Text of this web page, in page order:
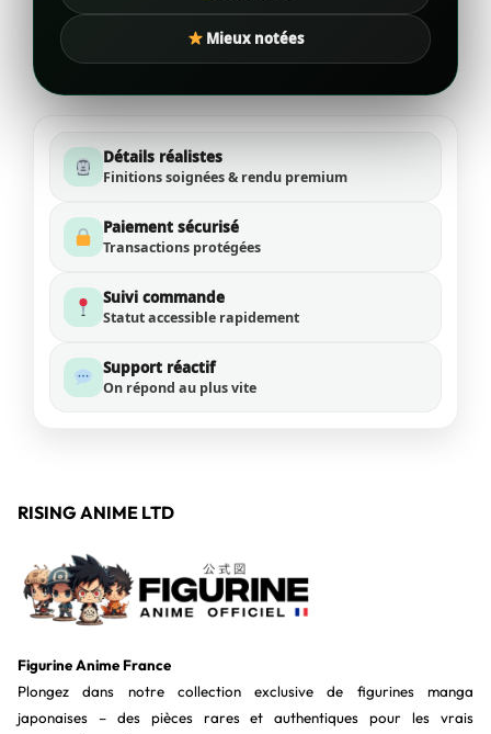
Mieux notées
Détails réalistes
Finitions soignées & rendu premium
Paiement sécurisé
Transactions protégées
Suivi commande
Statut accessible rapidement
Support réactif
On répond au plus vite
RISING ANIME LTD
Figurine Anime France
Plongez dans notre collection exclusive de figurines manga
japonaises – des pièces rares et authentiques pour les vrais